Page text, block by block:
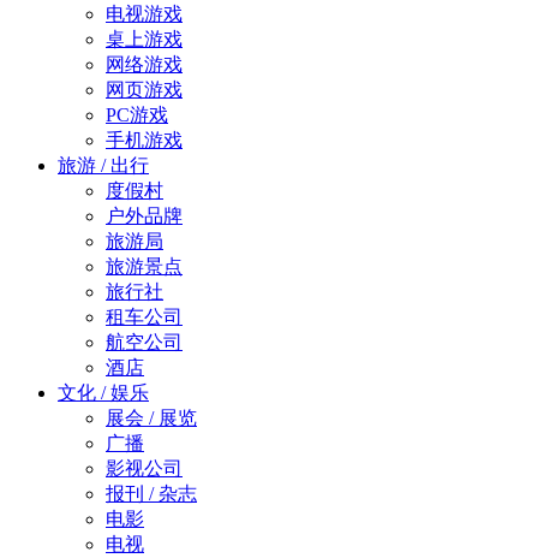
电视游戏
桌上游戏
网络游戏
网页游戏
PC游戏
手机游戏
旅游 / 出行
度假村
户外品牌
旅游局
旅游景点
旅行社
租车公司
航空公司
酒店
文化 / 娱乐
展会 / 展览
广播
影视公司
报刊 / 杂志
电影
电视